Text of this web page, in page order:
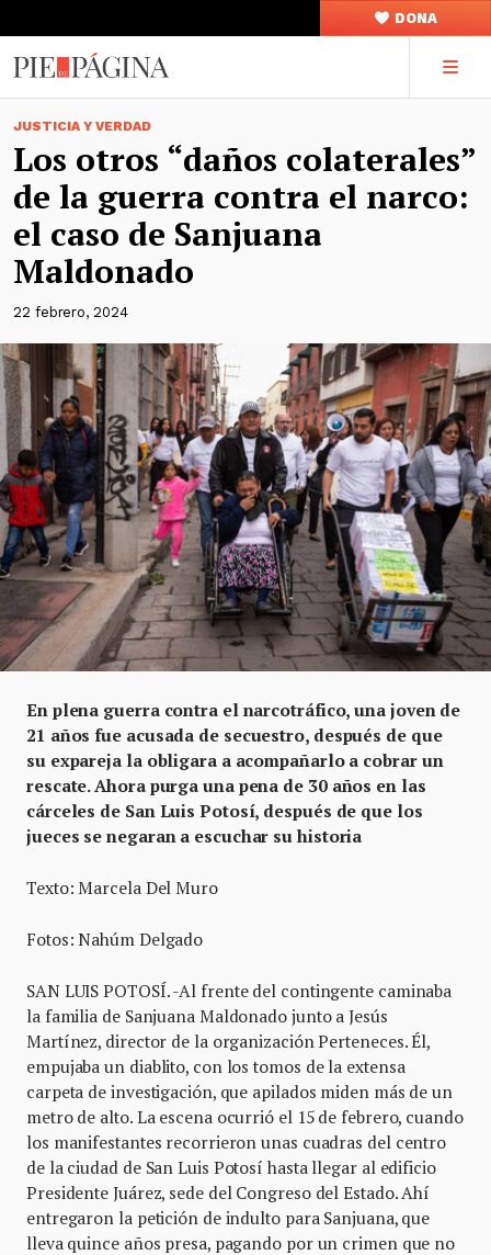
DONA
JUSTICIA Y VERDAD
Los otros “daños colaterales”
de la guerra contra el narco:
el caso de Sanjuana
Maldonado
22 febrero, 2024
En plena guerra contra el narcotráfico, una joven de
21 años fue acusada de secuestro, después de que
su expareja la obligara a acompañarlo a cobrar un
rescate. Ahora purga una pena de 30 años en las
cárceles de San Luis Potosí, después de que los
jueces se negaran a escuchar su historia
Texto: Marcela Del Muro
Fotos: Nahúm Delgado
SAN LUIS POTOSÍ. -Al frente del contingente caminaba
la familia de Sanjuana Maldonado junto a Jesús
Martínez, director de la organización Perteneces. Él,
empujaba un diablito, con los tomos de la extensa
carpeta de investigación, que apilados miden más de un
metro de alto. La escena ocurrió el 15 de febrero, cuando
los manifestantes recorrieron unas cuadras del centro
de la ciudad de San Luis Potosí hasta llegar al edificio
Presidente Juárez, sede del Congreso del Estado. Ahí
entregaron la petición de indulto para Sanjuana, que
lleva quince años presa, pagando por un crimen que no